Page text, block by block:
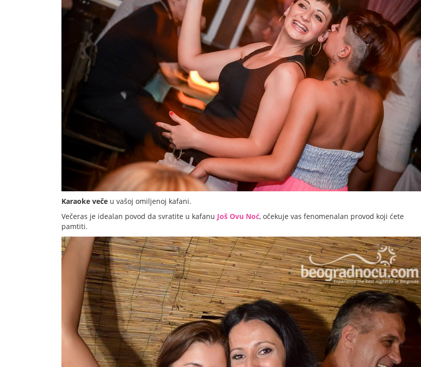
Karaoke veče u vašoj omiljenoj kafani.
Večeras je idealan povod da svratite u kafanu Još Ovu Noć, očekuje vas fenomenalan provod koji ćete
pamtiti.